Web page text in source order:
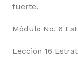
fuerte.
Módulo No. 6
Lección 16